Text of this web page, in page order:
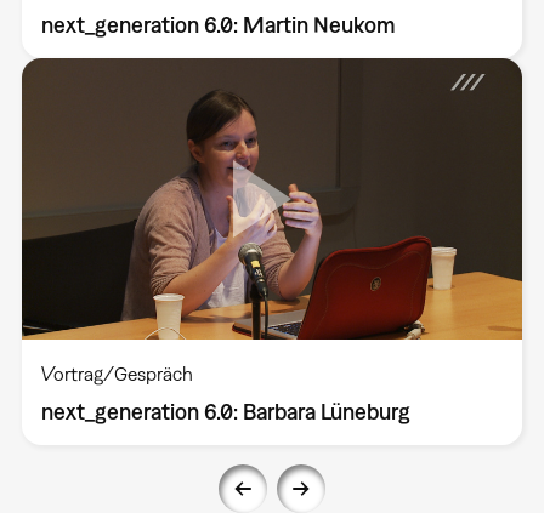
next_generation 6.0: Martin Neukom
Vortrag/Gespräch
next_generation 6.0: Barbara Lüneburg